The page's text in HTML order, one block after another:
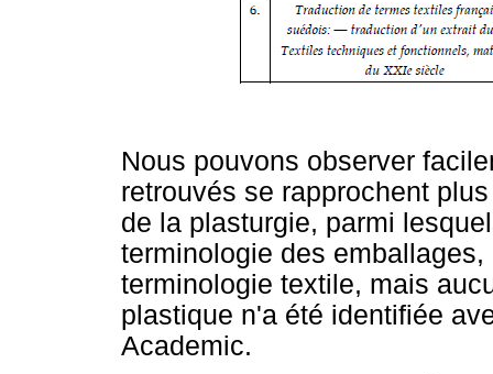
Nous pouvons observer
retrouvés se rapprochent
de la plasturgie, parmi
terminologie des
terminologie textile, mais
plastique n'a été identifiée
Academic.